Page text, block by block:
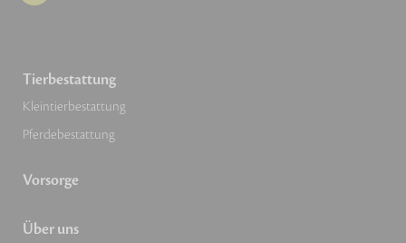
Tierbestattung
Kleintierbestattung
Pferdebestattung
Vorsorge
Über uns